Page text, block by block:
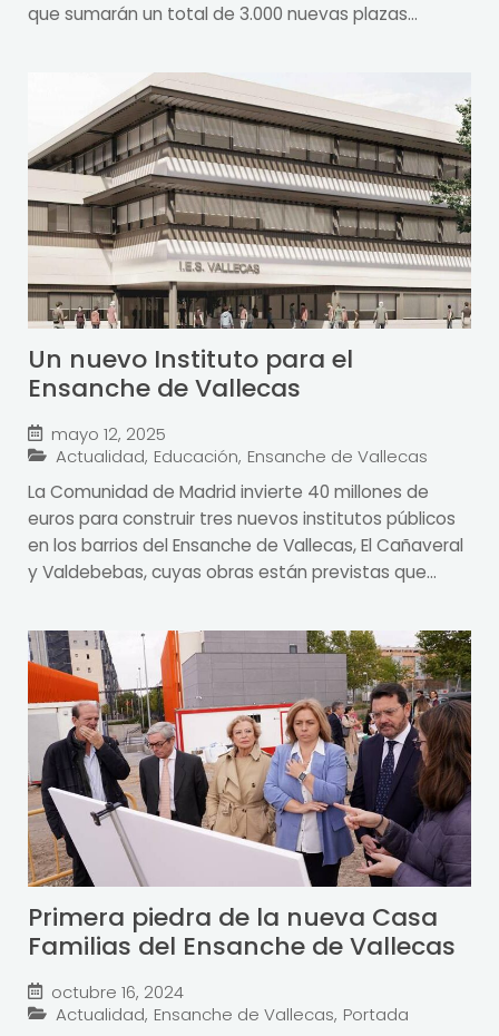
que sumarán un total de 3.000 nuevas plazas...
Un nuevo Instituto para el
Ensanche de Vallecas
mayo 12, 2025
Actualidad, Educación, Ensanche de Vallecas
La Comunidad de Madrid invierte 40 millones de
euros para construir tres nuevos institutos públicos
en los barrios del Ensanche de Vallecas, El Cañaveral
y Valdebebas, cuyas obras están previstas que...
Primera piedra de la nueva Casa
Familias del Ensanche de Vallecas
octubre 16, 2024
Actualidad, Ensanche de Vallecas, Portada